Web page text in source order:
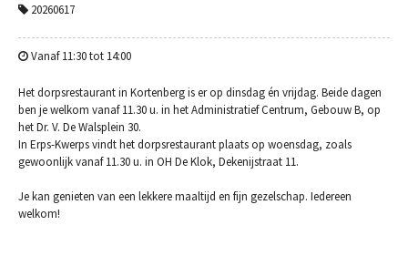
20260617
Vanaf 11:30 tot 14:00
Het dorpsrestaurant in Kortenberg is er op dinsdag én vrijdag. Beide dagen
ben je welkom vanaf 11.30 u. in het Administratief Centrum, Gebouw B, op
het Dr. V. De Walsplein 30.
In Erps-Kwerps vindt het dorpsrestaurant plaats op woensdag, zoals
gewoonlijk vanaf 11.30 u. in OH De Klok, Dekenijstraat 11.
Je kan genieten van een lekkere maaltijd en fijn gezelschap. Iedereen
welkom!